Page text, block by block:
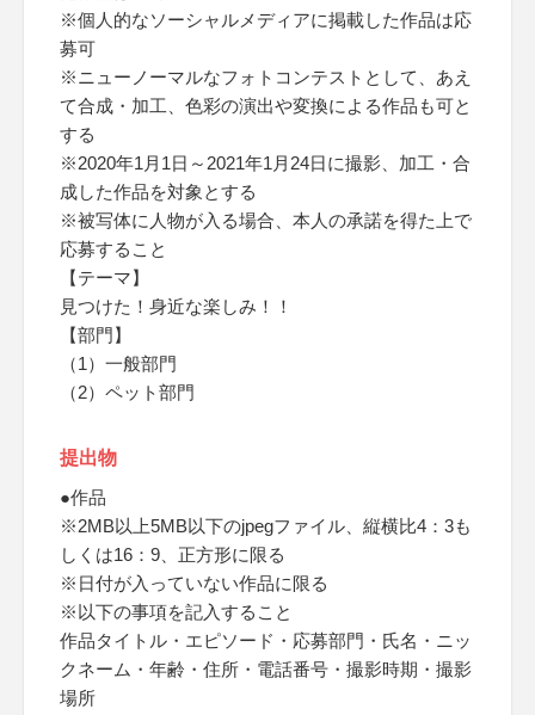
※個人的なソーシャルメディアに掲載した作品は応
募可
※ニューノーマルなフォトコンテストとして、あえ
て合成・加工、色彩の演出や変換による作品も可と
する
※2020年1月1日～2021年1月24日に撮影、加工・合
成した作品を対象とする
※被写体に人物が入る場合、本人の承諾を得た上で
応募すること
【テーマ】
見つけた！身近な楽しみ！！
【部門】
（1）一般部門
（2）ペット部門
提出物
●作品
※2MB以上5MB以下のjpegファイル、縦横比4：3も
しくは16：9、正方形に限る
※日付が入っていない作品に限る
※以下の事項を記入すること
作品タイトル・エピソード・応募部門・氏名・ニッ
クネーム・年齢・住所・電話番号・撮影時期・撮影
場所